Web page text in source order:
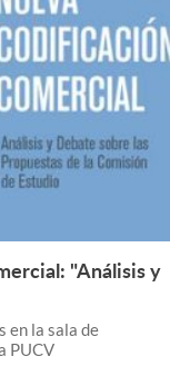
Leer Más +
"Análisis y
en la sala de
PUCV